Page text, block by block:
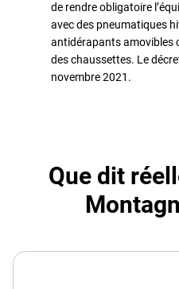
de rendre obligatoire
avec des pneumatiques
antidérapants amovibles
des chaussettes. Le
novembre 2021.
Que dit